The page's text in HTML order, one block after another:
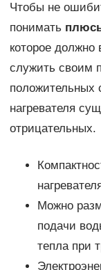
Чтобы не
понимать
которое должно
служить своим
положительных
нагревателя
отрицательных.
Можно
подачи
тепла при